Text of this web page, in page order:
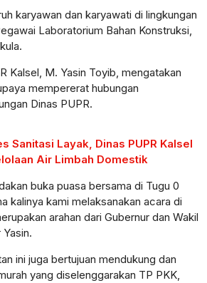
karyawan dan karyawati di lingkungan
Laboratorium Bahan Konstruksi,
Kalsel, M. Yasin Toyib, mengatakan
mempererat hubungan
Dinas PUPR.
Sanitasi Layak, Dinas PUPR Kalsel
Air Limbah Domestik
buka puasa bersama di Tugu 0
kalinya kami melaksanakan acara di
arahan dari Gubernur dan Wakil
ini juga bertujuan mendukung dan
yang diselenggarakan TP PKK,